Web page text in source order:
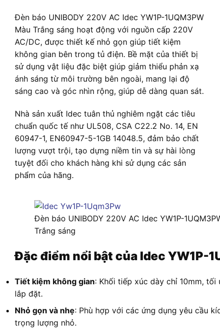
Đèn báo UNIBODY 220V AC Idec YW1P-1UQM3PW
Màu Trắng sáng hoạt động với nguồn cấp 220V
AC/DC, được thiết kế nhỏ gọn giúp tiết kiệm
không gian bên trong tủ điện. Bề mặt của thiết bị
sử dụng vật liệu đặc biệt giúp giảm thiểu phản xạ
ánh sáng từ môi trường bên ngoài, mang lại độ
sáng cao và góc nhìn rộng, giúp dễ dàng quan sát.
Nhà sản xuất Idec tuân thủ nghiêm ngặt các tiêu
chuẩn quốc tế như UL508, CSA C22.2 No. 14, EN
60947-1, EN60947-5-1GB 14048.5, đảm bảo chất
lượng vượt trội, tạo dựng niềm tin và sự hài lòng
tuyệt đối cho khách hàng khi sử dụng các sản
phẩm của hãng.
Đèn báo UNIBODY 220V AC Idec YW1P-
Trắng sáng
Đặc điểm nổi bật của Idec YW1P-
Tiết kiệm không gian: Khối tiếp xúc dày chỉ 10mm, tối
lắp đặt.
Nhỏ gọn và nhẹ: Phù hợp với các ứng dụng yêu cầu
trọng lượng nhỏ.